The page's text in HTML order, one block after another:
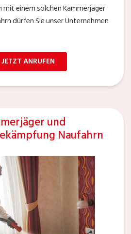
einem solchen Kammerjäger
dürfen Sie unser Unternehmen
JETZT ANRUFEN
und
Naufahrn